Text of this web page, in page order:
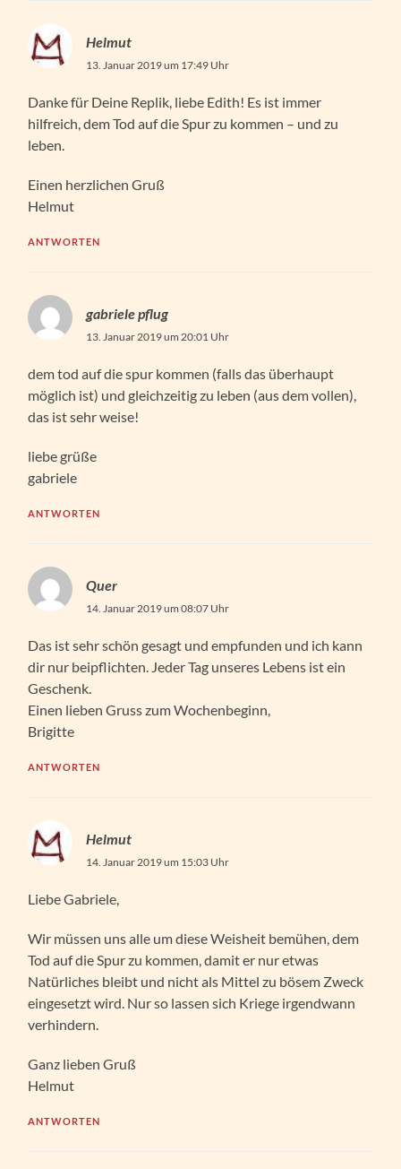
Helmut
13. Januar 2019 um 17:49 Uhr
Danke für Deine Replik, liebe Edith! Es ist immer
hilfreich, dem Tod auf die Spur zu kommen – und zu
leben.
Einen herzlichen Gruß
Helmut
ANTWORTEN
gabriele pflug
13. Januar 2019 um 20:01 Uhr
dem tod auf die spur kommen (falls das überhaupt
möglich ist) und gleichzeitig zu leben (aus dem vollen),
das ist sehr weise!
liebe grüße
gabriele
ANTWORTEN
Quer
14. Januar 2019 um 08:07 Uhr
Das ist sehr schön gesagt und empfunden und ich kann
dir nur beipflichten. Jeder Tag unseres Lebens ist ein
Geschenk.
Einen lieben Gruss zum Wochenbeginn,
Brigitte
ANTWORTEN
Helmut
14. Januar 2019 um 15:03 Uhr
Liebe Gabriele,
Wir müssen uns alle um diese Weisheit bemühen, dem
Tod auf die Spur zu kommen, damit er nur etwas
Natürliches bleibt und nicht als Mittel zu bösem Zweck
eingesetzt wird. Nur so lassen sich Kriege irgendwann
verhindern.
Ganz lieben Gruß
Helmut
ANTWORTEN